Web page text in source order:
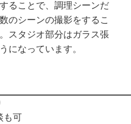
ることで、調理シーンだ
のシーンの撮影をするこ
スタジオ部分はガラス張
になっています。
も可